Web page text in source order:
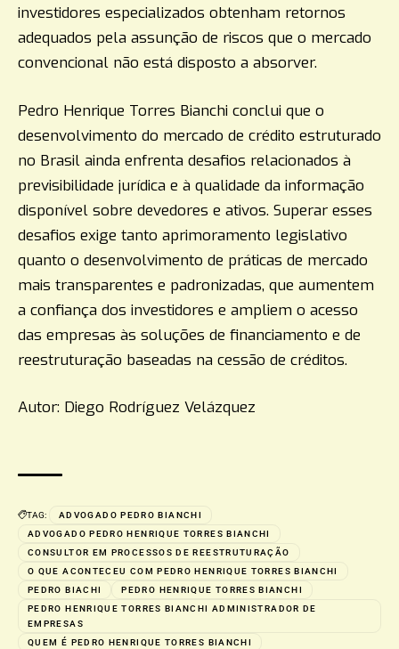
investidores especializados obtenham retornos
adequados pela assunção de riscos que o mercado
convencional não está disposto a absorver.
Pedro Henrique Torres Bianchi conclui que o
desenvolvimento do mercado de crédito estruturado
no Brasil ainda enfrenta desafios relacionados à
previsibilidade jurídica e à qualidade da informação
disponível sobre devedores e ativos. Superar esses
desafios exige tanto aprimoramento legislativo
quanto o desenvolvimento de práticas de mercado
mais transparentes e padronizadas, que aumentem
a confiança dos investidores e ampliem o acesso
das empresas às soluções de financiamento e de
reestruturação baseadas na cessão de créditos.
Autor: Diego Rodríguez Velázquez
TAG:
ADVOGADO PEDRO BIANCHI
ADVOGADO PEDRO HENRIQUE TORRES BIANCHI
CONSULTOR EM PROCESSOS DE REESTRUTURAÇÃO
O QUE ACONTECEU COM PEDRO HENRIQUE TORRES BIANCHI
PEDRO BIACHI
PEDRO HENRIQUE TORRES BIANCHI
PEDRO HENRIQUE TORRES BIANCHI ADMINISTRADOR DE
EMPRESAS
QUEM É PEDRO HENRIQUE TORRES BIANCHI